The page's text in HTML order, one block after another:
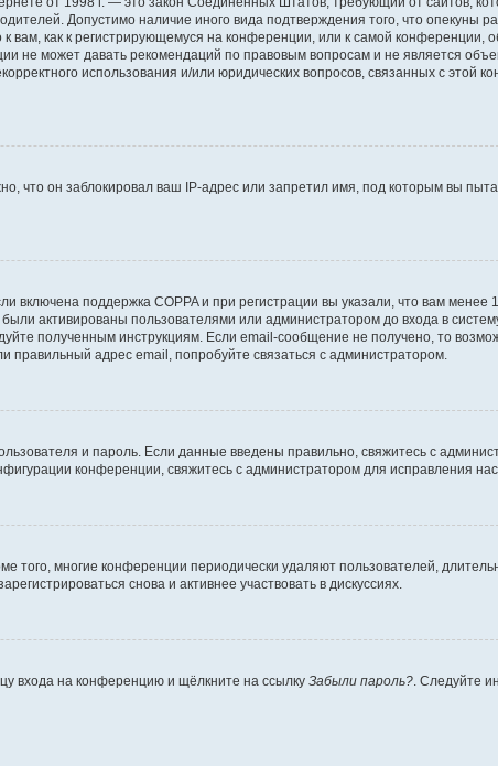
Допустимо наличие иного вида подтверждения того, что опекуны
как к регистрирующемуся на конференции, или к самой конференции,
не может давать рекомендаций по правовым вопросам и не является
использования и/или юридических вопросов, связанных с этой
что он заблокировал ваш IP-адрес или запретил имя, под которым вы
поддержка COPPA и при регистрации вы указали, что вам менее
активированы пользователями или администратором до входа в
полученным инструкциям. Если email-сообщение не получено, то
адрес email, попробуйте связаться с администратором.
и пароль. Если данные введены правильно, свяжитесь с
конференции, свяжитесь с администратором для исправления
того, многие конференции периодически удаляют пользователей,
снова и активнее участвовать в дискуссиях.
входа на конференцию и щёлкните на ссылку Забыли пароль? . Следуйте